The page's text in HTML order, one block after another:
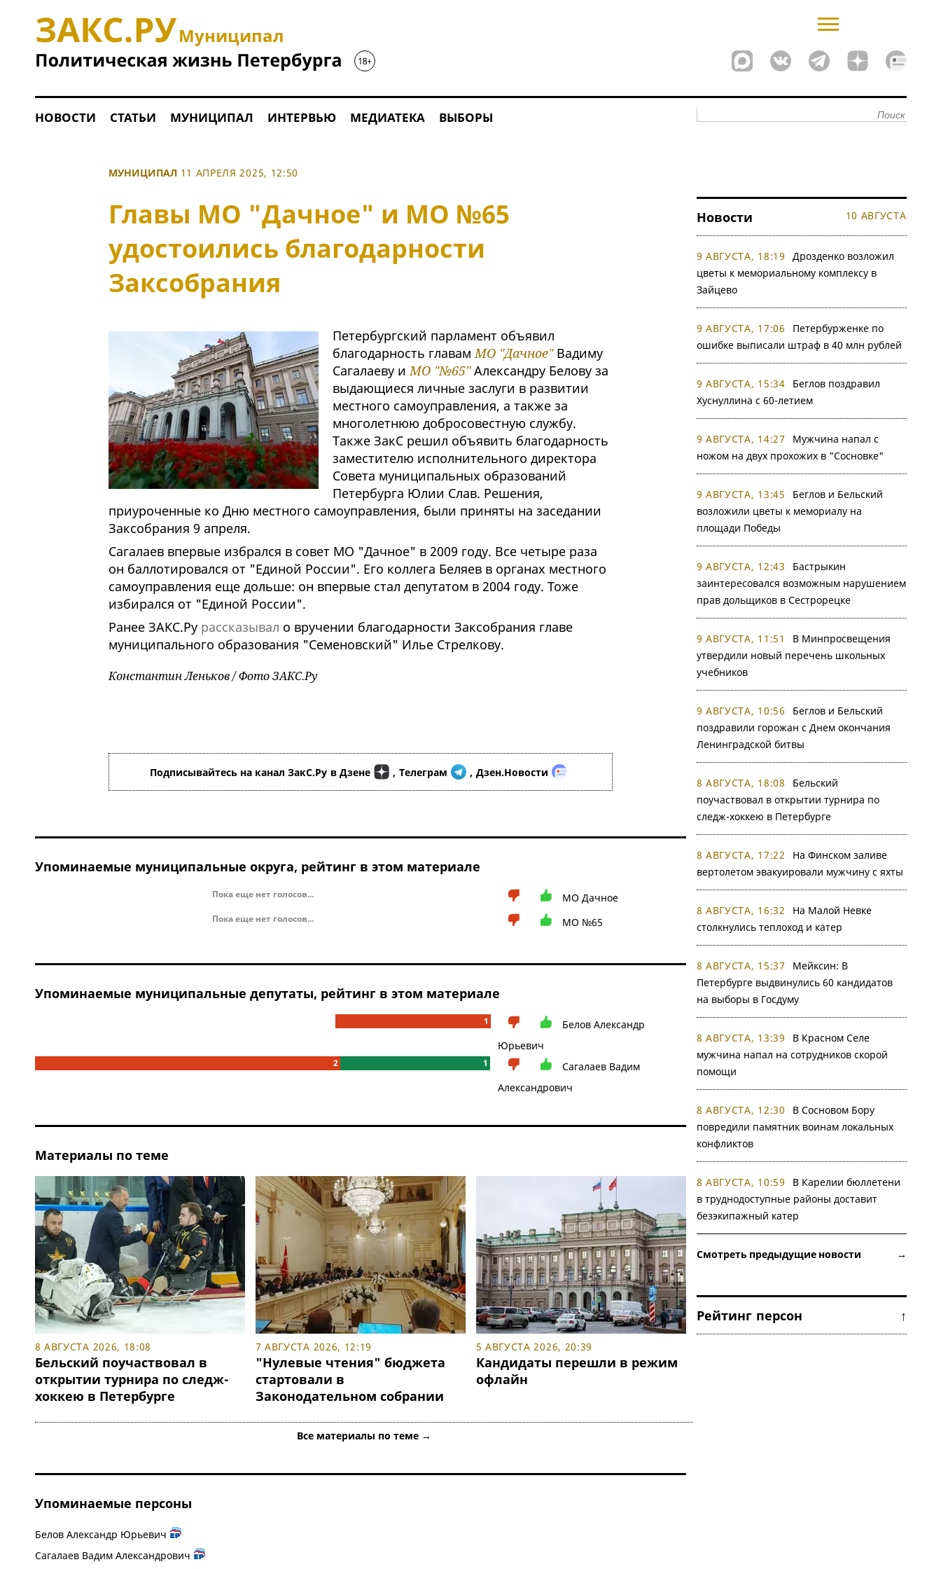
Муниципал
НОВОСТИ СТАТЬИ МУНИЦИПАЛ ИНТЕРВЬЮ МЕДИАТЕКА ВЫБОРЫ
МУНИЦИПАЛ 11 АПРЕЛЯ 2025, 12:50
Главы МО "Дачное" и МО №65
удостоились благодарности
Заксобрания
Петербургский парламент объявил
благодарность главамМО "Дачное"Вадиму
Сагалаеву иМО "№65"Александру Белову за
выдающиеся личные заслуги в развитии
местного самоуправления, а также за
многолетнюю добросовестную службу.
Также ЗакС решил объявить благодарность
заместителю исполнительного директора
Совета муниципальных образований
Петербурга Юлии Слав. Решения,
приуроченные ко Дню местного самоуправления, были приняты на заседании
Заксобрания 9 апреля.
Сагалаев впервые избрался в совет МО "Дачное" в 2009 году. Все четыре раза
он баллотировался от "Единой России". Его коллега Беляев в органах местного
самоуправления еще дольше: он впервые стал депутатом в 2004 году. Тоже
избирался от "Единой России".
Ранее ЗАКС.Ру рассказывал о вручении благодарности Заксобрания главе
муниципального образования "Семеновский" Илье Стрелкову.
Константин Леньков / Фото ЗАКС.Ру
Подписывайтесь на канал ЗакС.Ру в Дзене , Телеграм , Дзен.Новости
Упоминаемые муниципальные округа, рейтинг в этом материале
Пока еще нет голосов... МО Дачное
Пока еще нет голосов... МО №65
Упоминаемые муниципальные депутаты, рейтинг в этом материале
1
Белов Александр
Юрьевич
2 1
Сагалаев Вадим
Александрович
Материалы по теме
8 АВГУСТА 2026, 18:08
Бельский поучаствовал в
открытии турнира по следж-
хоккею в Петербурге
7 АВГУСТА 2026, 12:19
"Нулевые чтения" бюджета
стартовали в
Законодательном собрании
5 АВГУСТА 2026, 20:39
Кандидаты перешли в режим
офлайн
Все материалы по теме →
Упоминаемые персоны
Белов Александр Юрьевич
Сагалаев Вадим Александрович
Новости 10 АВГУСТА
9 АВГУСТА, 18:19
Дрозденко возложил
цветы к мемориальному комплексу в
Зайцево
9 АВГУСТА, 17:06
Петербурженке по
ошибке выписали штраф в 40 млн рублей
9 АВГУСТА, 15:34
Беглов поздравил
Хуснуллина с 60-летием
9 АВГУСТА, 14:27
Мужчина напал с
ножом на двух прохожих в "Сосновке"
9 АВГУСТА, 13:45
Беглов и Бельский
возложили цветы к мемориалу на
площади Победы
9 АВГУСТА, 12:43
Бастрыкин
заинтересовался возможным нарушением
прав дольщиков в Сестрорецке
9 АВГУСТА, 11:51
В Минпросвещения
утвердили новый перечень школьных
учебников
9 АВГУСТА, 10:56
Беглов и Бельский
поздравили горожан с Днем окончания
Ленинградской битвы
8 АВГУСТА, 18:08
Бельский
поучаствовал в открытии турнира по
следж-хоккею в Петербурге
8 АВГУСТА, 17:22
На Финском заливе
вертолетом эвакуировали мужчину с яхты
8 АВГУСТА, 16:32
На Малой Невке
столкнулись теплоход и катер
8 АВГУСТА, 15:37
Мейксин: В
Петербурге выдвинулись 60 кандидатов
на выборы в Госдуму
8 АВГУСТА, 13:39
В Красном Селе
мужчина напал на сотрудников скорой
помощи
8 АВГУСТА, 12:30
В Сосновом Бору
повредили памятник воинам локальных
конфликтов
8 АВГУСТА, 10:59
В Карелии бюллетени
в труднодоступные районы доставит
безэкипажный катер
Смотреть предыдущие новости →
Рейтинг персон ↑